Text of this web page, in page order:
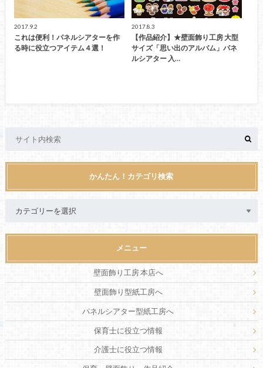
2017.9.2
これは便利！パネルシアターを作
る時に役立つアイテム４選！
2017.8.3
【作品紹介】★壁面飾り工房 大型
サイズ「思い出のアルバム」パネ
ルシアター 入…
かんたん！カテゴリ検索
メニュー
壁面飾り工房 本店へ
壁面飾り型紙工房へ
パネルシアター型紙工房へ
保育士に役立つ情報
介護士に役立つ情報